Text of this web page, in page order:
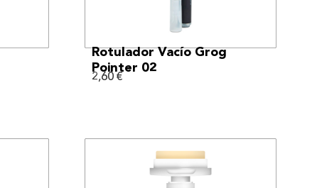
VER MÁS
Rotulador Vacío Grog
Pointer 02
2,60 €